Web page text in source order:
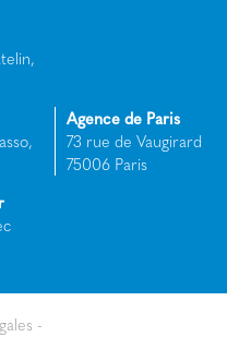
Agence de Paris
73 rue de Vaugirard
75006 Paris